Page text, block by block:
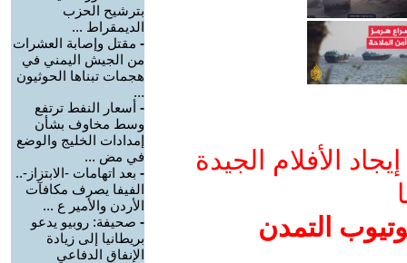
الأفلام الجيدة
التمدن
بترشيح الحزب
الديمقراط ...
- مقتل وإصابة العشرات
من الجيش اليمني في
هجمات تبناها الحوثيون
...
- أسعار النفط ترتفع
وسط مخاوف بشأن
إمدادات الخليج والوضع
في مض ...
- بعد اتهامات -الابتزاز-..
الفيفا يصرف مكافآت
الأردن والأمير ع ...
- صحيفة: روبيو يدعو
بريطانيا إلى زيادة
الإنفاق الدفاعي